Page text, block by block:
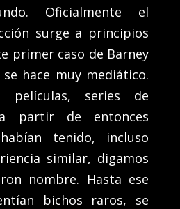
Oficialmente el
surge a principios
primer caso de Barney
hace muy mediático.
películas, series de
partir de entonces
tenido, incluso
similar, digamos
nombre. Hasta ese
bichos raros, se